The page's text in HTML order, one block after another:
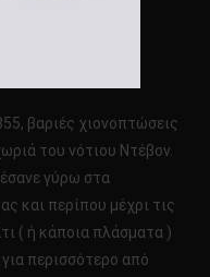
βαριές χιονοπτώσεις
του νότιου Ντέβον.
γύρω στα
και περίπου μέχρι τις
( ή κάποια πλάσματα )
περισσότερο από